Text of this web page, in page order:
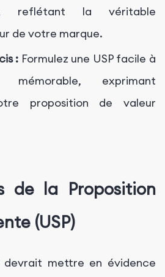
reflétant la véritable
de votre marque.
: Formulez une USP facile à
exprimant
proposition de valeur
de la Proposition
(USP)
devrait mettre en évidence